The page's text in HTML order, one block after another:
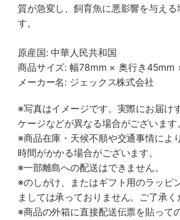
質が急変し、飼育魚に悪影響を与える
す。
原産国: 中華人民共和国
商品サイズ: 幅78mm × 奥行き45mm
メーカー名: ジェックス株式会社
※写真はイメージです。実際にお届け
ケージなどが異なる場合がございます。
※商品在庫・天候不順や交通事情によ
時間がかかる場合がございます。
※一部離島への配送はできません。
※のしがけ、またはギフト用のラッピ
ましては承っておりません。ご了承く
※商品の外箱に直接配送伝票を貼って